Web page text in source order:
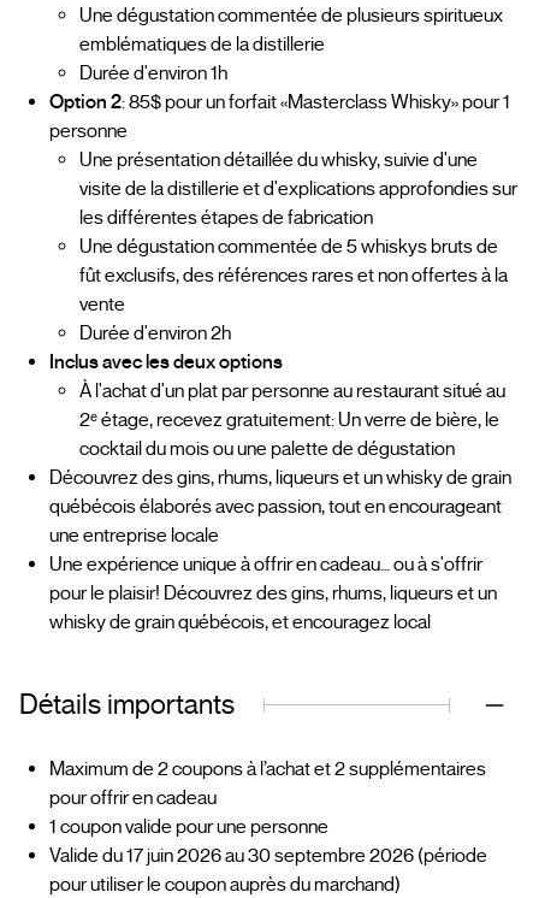
Une dégustation commentée de plusieurs spiritueux
emblématiques de la distillerie
Durée d'environ 1h
Option 2: 85$ pour un forfait «Masterclass Whisky» pour 1
personne
Une présentation détaillée du whisky, suivie d'une
visite de la distillerie et d'explications approfondies sur
les différentes étapes de fabrication
Une dégustation commentée de 5 whiskys bruts de
fût exclusifs, des références rares et non offertes à la
vente
Durée d'environ 2h
Inclus avec les deux options
À l'achat d'un plat par personne au restaurant situé au
2ᵉ étage, recevez gratuitement: Un verre de bière, le
cocktail du mois ou une palette de dégustation
Découvrez des gins, rhums, liqueurs et un whisky de grain
québécois élaborés avec passion, tout en encourageant
une entreprise locale
Une expérience unique à offrir en cadeau… ou à s'offrir
pour le plaisir! Découvrez des gins, rhums, liqueurs et un
whisky de grain québécois, et encouragez local
Détails importants
Maximum de 2 coupons à l’achat et 2 supplémentaires
pour offrir en cadeau
1 coupon valide pour une personne
Valide du 17 juin 2026 au 30 septembre 2026 (période
pour utiliser le coupon auprès du marchand)